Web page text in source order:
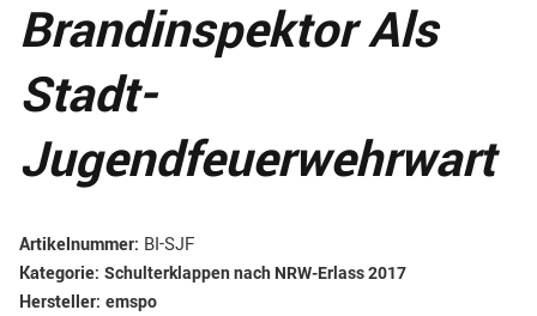
Brandinspektor Als
Stadt-
Jugendfeuerwehrwart
Artikelnummer: BI-SJF
Kategorie: Schulterklappen nach NRW-Erlass 2017
Hersteller: emspo